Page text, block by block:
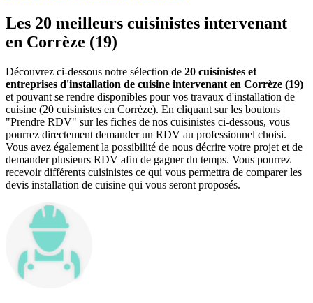
Les 20 meilleurs cuisinistes intervenant
en Corrèze (19)
Découvrez ci-dessous notre sélection de 20 cuisinistes et
entreprises d'installation de cuisine intervenant en Corrèze (19)
et pouvant se rendre disponibles pour vos travaux d'installation de
cuisine (20 cuisinistes en Corrèze). En cliquant sur les boutons
"Prendre RDV" sur les fiches de nos cuisinistes ci-dessous, vous
pourrez directement demander un RDV au professionnel choisi.
Vous avez également la possibilité de nous décrire votre projet et de
demander plusieurs RDV afin de gagner du temps. Vous pourrez
recevoir différents cuisinistes ce qui vous permettra de comparer les
devis installation de cuisine qui vous seront proposés.